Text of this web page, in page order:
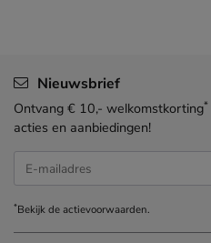
Nieuwsbrief
Ontvang € 10,- welkomstkorting*
acties en aanbiedingen!
E-mailadres
*Bekijk deactievoorwaarden.